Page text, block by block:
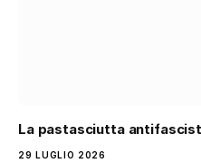
La pastasciutta
29 LUGLIO 2026